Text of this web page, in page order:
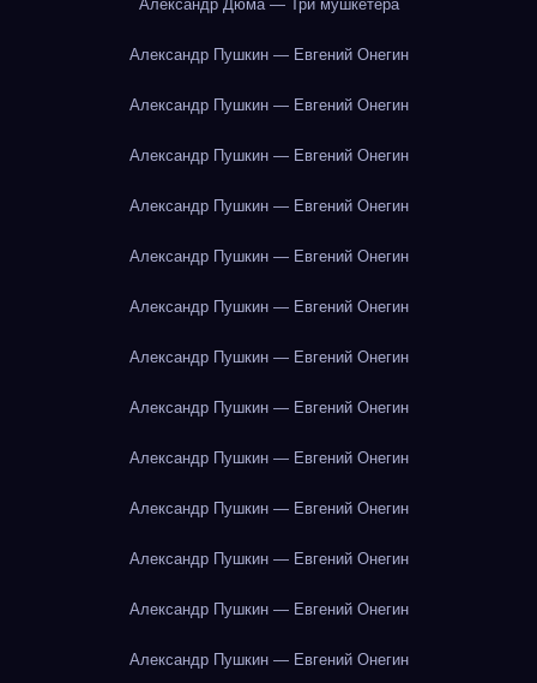
Александр Дюма — Три мушкетёра
Александр Пушкин — Евгений Онегин
Александр Пушкин — Евгений Онегин
Александр Пушкин — Евгений Онегин
Александр Пушкин — Евгений Онегин
Александр Пушкин — Евгений Онегин
Александр Пушкин — Евгений Онегин
Александр Пушкин — Евгений Онегин
Александр Пушкин — Евгений Онегин
Александр Пушкин — Евгений Онегин
Александр Пушкин — Евгений Онегин
Александр Пушкин — Евгений Онегин
Александр Пушкин — Евгений Онегин
Александр Пушкин — Евгений Онегин